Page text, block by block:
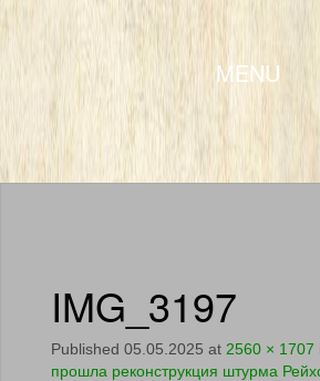
MENU
SKIP TO CONTENT
IMG_3197
Published 05.05.2025 at 2560 × 1707
прошла реконструкция штурма